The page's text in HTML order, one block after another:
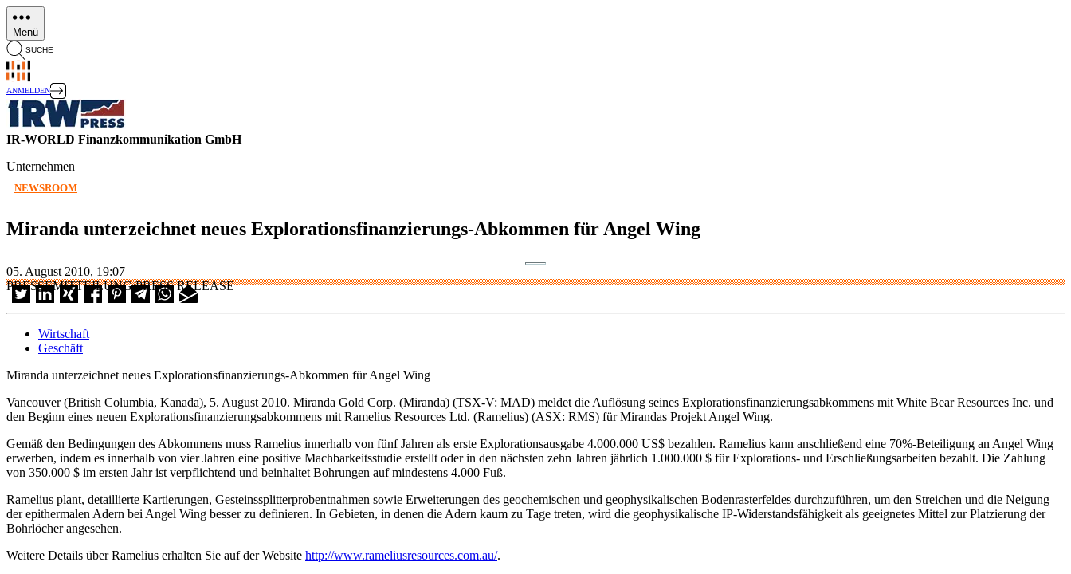
Direkt
zum
Inhalt
Menü
SUCHE
ANMELDEN
IR-WORLD Finanzkommunikation GmbH
Unternehmen
NEWSROOM
Miranda unterzeichnet neues Explorationsfinanzierungs-Abkommen für Angel Wing
05. August 2010, 19:07
PRESSEMITTEILUNG/PRESS RELEASE
Wirtschaft
Geschäft
Miranda unterzeichnet neues Explorationsfinanzierungs-Abkommen für Angel Wing
Vancouver (British Columbia, Kanada), 5. August 2010. Miranda Gold Corp. (Miranda) (TSX-V: MAD) meldet die Auflösung seines Explorationsfinanzierungsabkommens mit White Bear Resources Inc. und
den Beginn eines neuen Explorationsfinanzierungsabkommens mit Ramelius Resources Ltd. (Ramelius) (ASX: RMS) für Mirandas Projekt Angel Wing.
Gemäß den Bedingungen des Abkommens muss Ramelius innerhalb von fünf Jahren als erste Explorationsausgabe 4.000.000 US$ bezahlen. Ramelius kann anschließend eine 70%-Beteiligung an Angel Wing
erwerben, indem es innerhalb von vier Jahren eine positive Machbarkeitsstudie erstellt oder in den nächsten zehn Jahren jährlich 1.000.000 $ für Explorations- und Erschließungsarbeiten bezahlt. Die Zahlung
von 350.000 $ im ersten Jahr ist verpflichtend und beinhaltet Bohrungen auf mindestens 4.000 Fuß.
Ramelius plant, detaillierte Kartierungen, Gesteinssplitterprobentnahmen sowie Erweiterungen des geochemischen und geophysikalischen Bodenrasterfeldes durchzuführen, um den Streichen und die Neigung
der epithermalen Adern bei Angel Wing besser zu definieren. In Gebieten, in denen die Adern kaum zu Tage treten, wird die geophysikalische IP-Widerstandsfähigkeit als geeignetes Mittel zur Platzierung der
Bohrlöcher angesehen.
Weitere Details über Ramelius erhalten Sie auf der Website http://www.rameliusresources.com.au/.